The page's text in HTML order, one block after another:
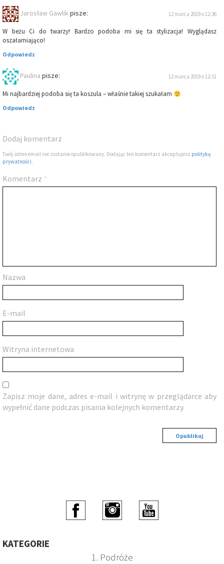
Jarosław Gawlik pisze: 12 marca 2019 o 12:36
W beżu Ci do twarzy! Bardzo podoba mi się ta stylizacja! Wyglądasz
oszałamiająco!
Odpowiedz
Paulina pisze: 12 marca 2019 o 12:51
Mi najbardziej podoba się ta koszula – właśnie takiej szukałam
Odpowiedz
Dodaj komentarz
Twój adres email nie zostanie opublikowany. Dodając ten komentarz akceptujesz politykę
prywatności.
Komentarz *
Nazwa
E-mail
Witryna internetowa
Zapisz moje dane, adres e-mail i witrynę w przeglądarce aby
wypełnić dane podczas pisania kolejnych komentarzy.
KATEGORIE
1. Podróże